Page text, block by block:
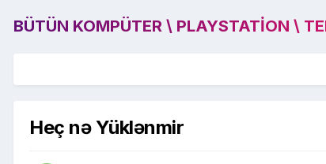
BÜTÜN KOMPÜTER \ PLAYSTATION \
Heç nə Yüklənmir